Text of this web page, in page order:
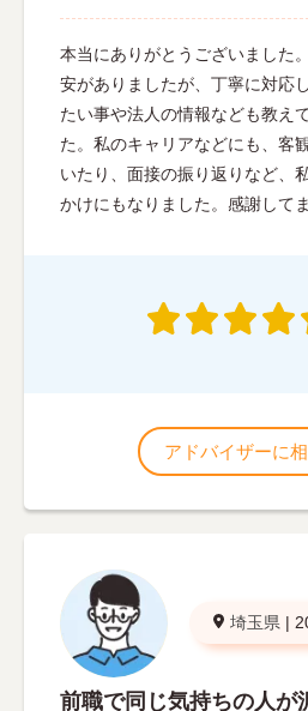
本当にありがとうございました
安がありましたが、丁寧に対応
たい事や法人の情報なども教え
た。私のキャリアなどにも、客
いたり、面接の振り返りなど、
かけにもなりました。感謝してま
アドバイザーに
埼玉県 |
前職で同じ気持ちの人が